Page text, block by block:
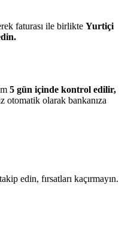
faturası ile birlikte Yurtiçi
5 gün içinde kontrol edilir,
otomatik olarak bankanıza
edin, fırsatları kaçırmayın.